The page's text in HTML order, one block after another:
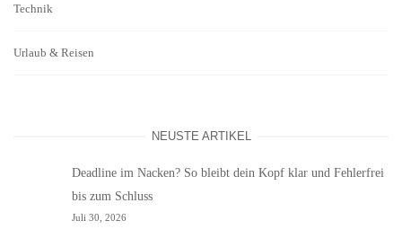
Technik
Urlaub & Reisen
NEUSTE ARTIKEL
Deadline im Nacken? So bleibt dein Kopf klar und Fehlerfrei
bis zum Schluss
Juli 30, 2026